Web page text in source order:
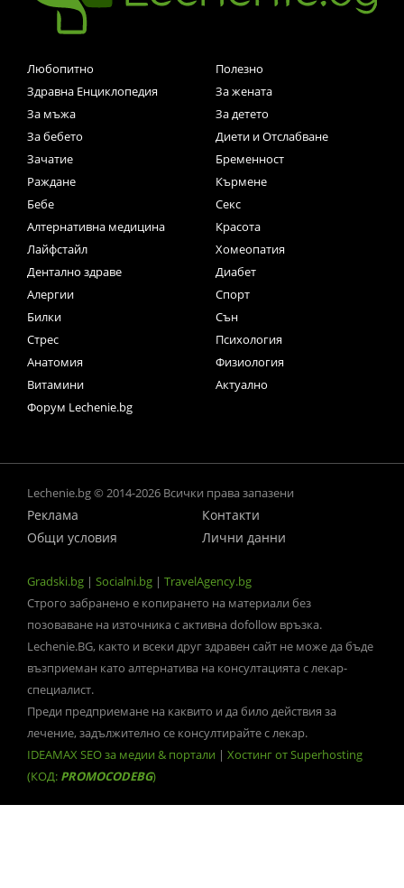
Любопитно
Полезно
Здравна Енциклопедия
За жената
За мъжа
За детето
За бебето
Диети и Отслабване
Зачатие
Бременност
Раждане
Кърмене
Бебе
Секс
Алтернативна медицина
Красота
Лайфстайл
Хомеопатия
Дентално здраве
Диабет
Алергии
Спорт
Билки
Сън
Стрес
Психология
Анатомия
Физиология
Витамини
Актуално
Форум Lechenie.bg
Lechenie.bg © 2014-2026 Всички права запазени
Реклама
Контакти
Общи условия
Лични данни
Gradski.bg | Socialni.bg | TravelAgency.bg
Строго забранено е копирането на материали без
позоваване на източника с активна dofollow връзка.
Lechenie.BG, както и всеки друг здравен сайт не може да бъде
възприеман като алтернатива на консултацията с лекар-
специалист.
Преди предприемане на каквито и да било действия за
лечение, задължително се консултирайте с лекар.
IDEAMAX SEO за медии & портали | Хостинг от Superhosting
(КОД: PROMOCODEBG)